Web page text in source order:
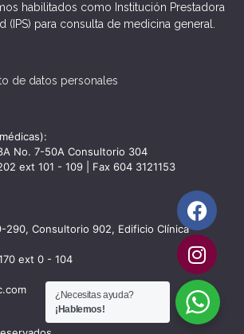
habilitados como Institución Prestadora
(IPS) para consulta de medicina general.
de datos personales
No. 7-50A Consultorio 304
ext 101 - 109 | Fax 604 3121153
290, Consultorio 902, Edificio Clínica
ext 0 - 104
¿Necesitas ayuda?
¡Hablemos!